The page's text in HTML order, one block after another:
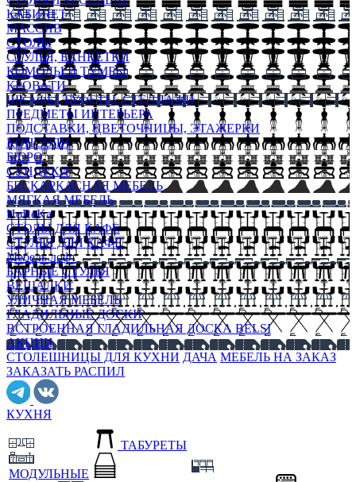
КАБИНЕТ
МАССИВ
СТОЛЫ
СТУЛЬЯ, БАНКЕТКИ
КОМОДЫ И ТУМБЫ
КРОВАТИ
ШКАФЫ, БУФЕТЫ, СТЕЛЛАЖИ
ПРЕДМЕТЫ ИНТЕРЬЕРА
ПОДСТАВКИ, ЦВЕТОЧНИЦЫ, ЭТАЖЕРКИ
КОНСОЛИ
БЮРО
СУНДУКИ
БЕСКАРКАСНАЯ МЕБЕЛЬ
МЯГКАЯ МЕБЕЛЬ
HoReKa
СТОЛЫ ДЛЯ КАФЕ
СТУЛЬЯ ДЛЯ КАФЕ
Мебель лофт
БАРНЫЕ СТУЛЬЯ
ВЕШАЛКИ
УЛИЧНАЯ МЕБЕЛЬ
ГЛАДИЛЬНЫЕ ДОСКИ
ВСТРОЕННАЯ ГЛАДИЛЬНАЯ ДОСКА BELSI
АКЦИИ
СТОЛЕШНИЦЫ ДЛЯ КУХНИ ДАЧА МЕБЕЛЬ НА ЗАКАЗ
ЗАКАЗАТЬ РАСПИЛ
КУХНЯ
МОДУЛЬНЫЕ
ТАБУРЕТЫ